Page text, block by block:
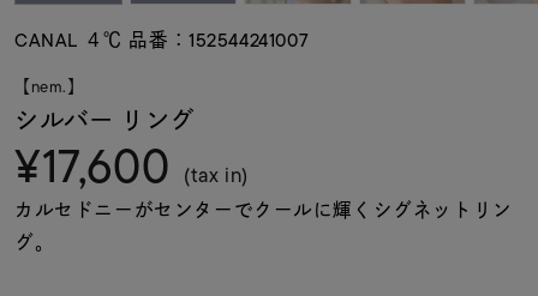
ト
着用シーン
CANAL ４℃ 品番：152544241007
【nem.】
シルバー リング
¥17,600 (tax in)
カルセドニーがセンターでクールに輝くシグネットリン
グ。